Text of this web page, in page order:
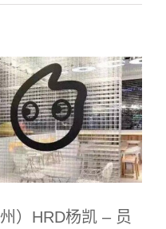
）HRD杨凯 – 员